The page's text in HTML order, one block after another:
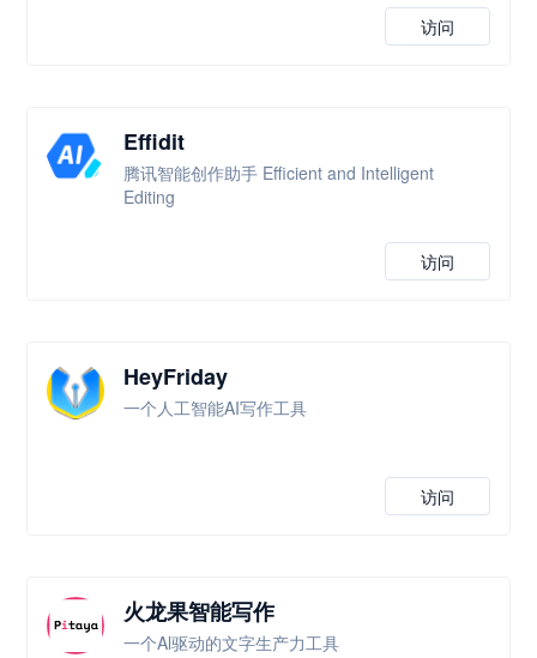
访问
Effidit
腾讯智能创作助手 Efficient and Intelligent
Editing
访问
HeyFriday
一个人工智能AI写作工具
访问
火龙果智能写作
一个Al驱动的文字生产力工具